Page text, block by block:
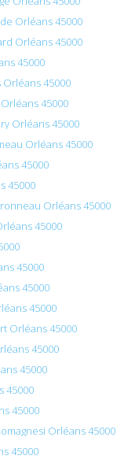
Orléans 45000
Orléans 45000
45000
45000
45000
Orléans 45000
Orléans 45000
45000
45000
Orléans 45000
45000
45000
45000
45000
Orléans 45000
45000
45000
45000
45000
Orléans 45000
45000